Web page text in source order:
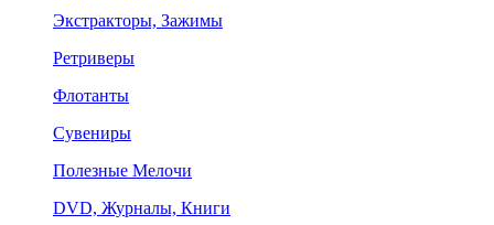
Экстракторы, Зажимы
Ретриверы
Флотанты
Сувениры
Полезные Мелочи
DVD, Журналы, Книги